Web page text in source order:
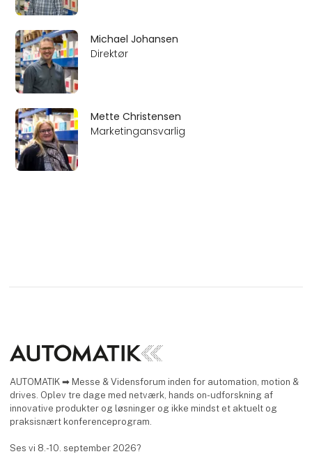
Michael Johansen
Direktør
Mette Christensen
Marketingansvarlig
AUTOMATIK ➡ Messe & Vidensforum inden for automation, motion &
drives. Oplev tre dage med netværk, hands on-udforskning af
innovative produkter og løsninger og ikke mindst et aktuelt og
praksisnært konferenceprogram.
Ses vi 8.-10. september 2026?